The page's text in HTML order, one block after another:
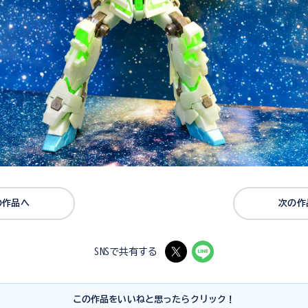
作品へ 次の作
SNSで共有する
この作品をいいねと思ったらクリック！